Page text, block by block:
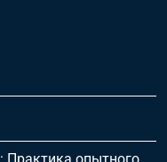
Практика опытного